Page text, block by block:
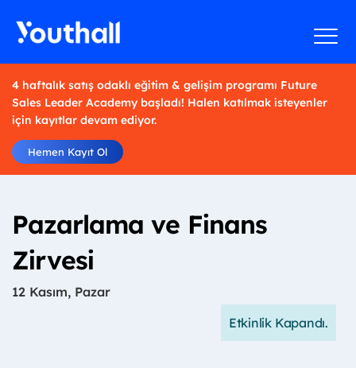
4 haftalık satış odaklı eğitim & gelişim programı Future
Sales Leader Academy başladı! Halen katılmak isteyenler
için kayıtlar devam ediyor.
Hemen Kayıt Ol
Pazarlama ve Finans
Zirvesi
12 Kasım, Pazar
Etkinlik Kapandı.